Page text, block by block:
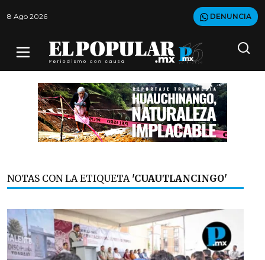
8 Ago 2026 DENUNCIA
NOTAS CON LA ETIQUETA 'CUAUTLANCINGO'